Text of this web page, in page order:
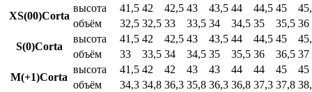
XS(00)Corta
высота 41,5 42 42,5 43 43,5 44 44,5 45
объём
32,5 32,5 33 33,5 34 34,5 35 35,5 36
S(0)Corta
высота 41,5 42 42,5 43 43,5 44 44,5 45
объём
33 33,5 34 34,5 35 35,5 36 36,5 37
M(+1)Corta
высота 41,5 42 42 43 43 44 44 45
45
объём
34,3 34,8 36,3 35,8 36,3 36,8 37,3 37,8